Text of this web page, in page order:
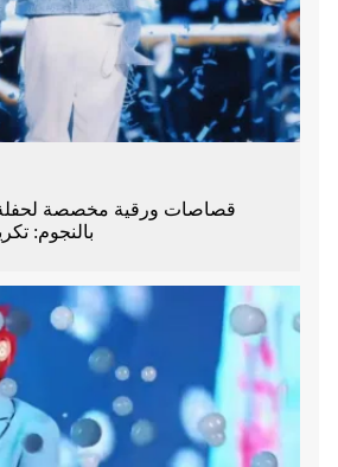
قصاصات ورقية مخصصة
بالنجوم: